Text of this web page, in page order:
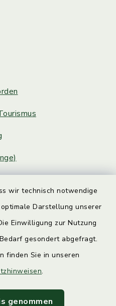
wir technisch notwendige
Darstellung unserer
Einwilligung zur Nutzung
gesondert abgefragt.
finden Sie in unseren
.
genommen